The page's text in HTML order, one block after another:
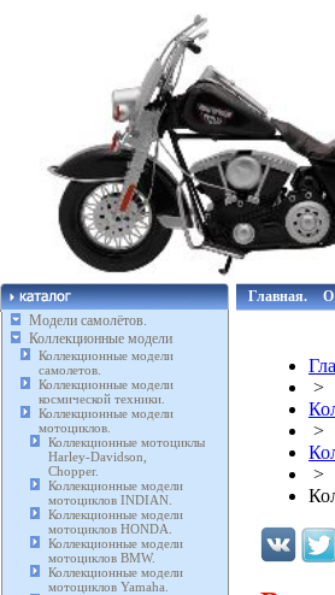
Модели самолётов.
Коллекционные модели
Коллекционные модели
самолетов.
Коллекционные модели
космической техники.
Коллекционные модели
мотоциклов.
Коллекционные мотоциклы
Harley-Davidson,
Chopper.
Коллекционные модели
мотоциклов INDIAN.
Коллекционные модели
мотоциклов HONDA.
Коллекционные модели
мотоциклов BMW.
Коллекционные модели
мотоциклов Yamaha.
Главная. О
>
>
>